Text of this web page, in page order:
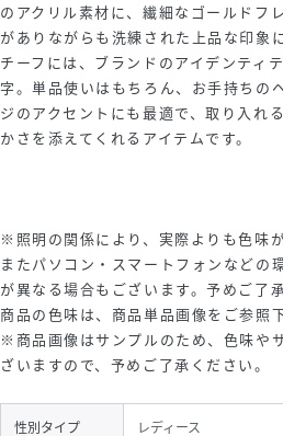
のアクリル素材に、繊細なゴールドフ
がありながらも洗練された上品な印象
チーフには、ブランドのアイデンティ
字。単品使いはもちろん、お手持ちの
ジのアクセントにも最適で、取り入れ
かさを添えてくれるアイテムです。
※照明の関係により、実際よりも色味
またパソコン・スマートフォンなどの
が異なる場合もございます。予めご了
商品の色味は、商品単品画像をご参照下
※商品画像はサンプルのため、色味や
ざいますので、予めご了承ください。
性別タイプ レディース